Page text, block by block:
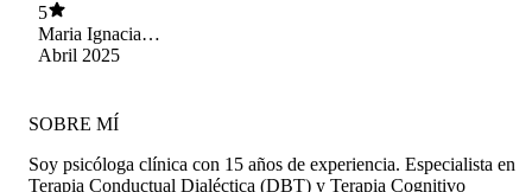
5
Maria Ignacia
Araneda Aspillag
Abril 2025
SOBRE MÍ
Soy psicóloga clínica con 15 años de experiencia. Especialista en
Terapia Conductual Dialéctica (DBT) y Terapia Cognitivo